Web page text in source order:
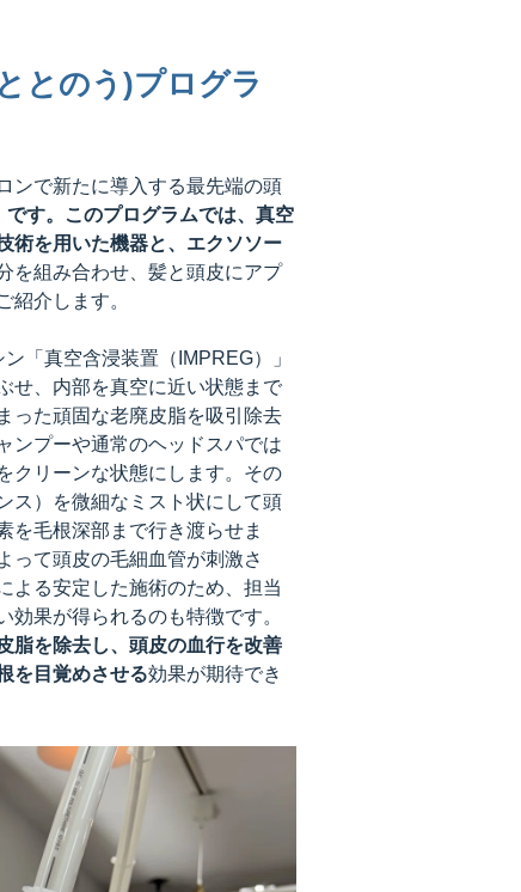
とのう)プログラ
ンで新たに導入する最先端の頭
です。このプログラムでは、真空
術を用いた機器と、エクソソー
を組み合わせ、髪と頭皮にアプ
紹介します。
「真空含浸装置（IMPREG）」
せ、内部を真空に近い状態まで
った頑固な老廃皮脂を吸引除去
ンプーや通常のヘッドスパでは
クリーンな状態にします。その
ス）を微細なミスト状にして頭
を毛根深部まで行き渡らせま
って頭皮の毛細血管が刺激さ
よる安定した施術のため、担当
果が得られるのも特徴です。
脂を除去し、頭皮の血行を改善
を目覚めさせる効果が期待でき